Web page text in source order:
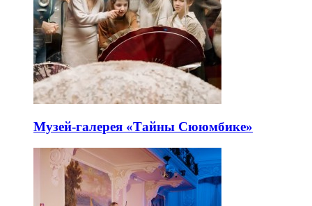
Музей-галерея «Тайны Сююмбике»